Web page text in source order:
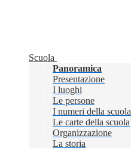
Scuola
Panoramica
Presentazione
I luoghi
Le persone
I numeri della scuola
Le carte della scuola
Organizzazione
La storia